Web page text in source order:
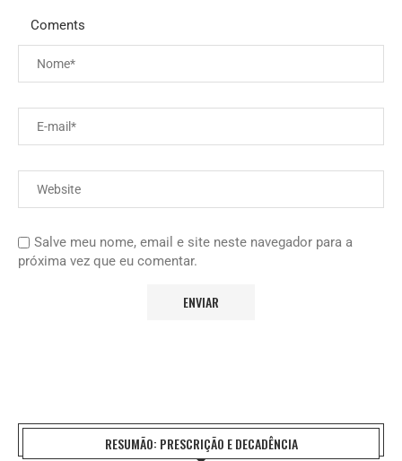
Coments
Salve meu nome, email e site neste navegador para a
próxima vez que eu comentar.
RESUMÃO: PRESCRIÇÃO E DECADÊNCIA